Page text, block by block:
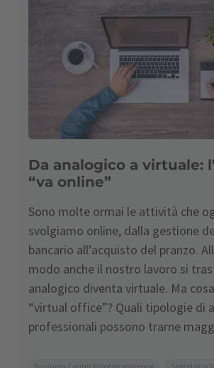
Da analogico a virtuale:
“va online”
Sono molte ormai le attività che
svolgiamo online, dalla gestione
bancario all’acquisto del pranzo.
modo anche il nostro lavoro si
analogico diventa virtuale. Ma
“virtual office”? Quali tipologie di
professionali possono trarne